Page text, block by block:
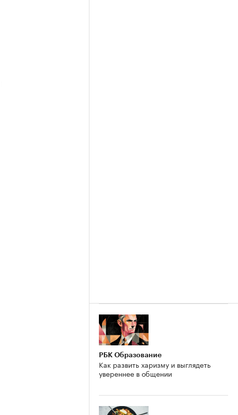
РБК Образование
Как развить харизму и выглядеть
увереннее в общении